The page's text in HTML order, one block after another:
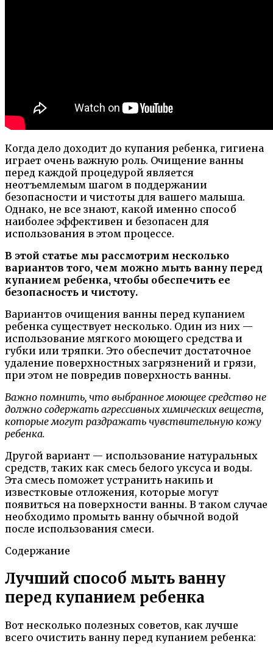
Когда дело доходит до купания ребенка, гигиена
играет очень важную роль. Очищение ванны
перед каждой процедурой является
неотъемлемым шагом в поддержании
безопасности и чистоты для вашего малыша.
Однако, не все знают, какой именно способ
наиболее эффективен и безопасен для
использования в этом процессе.
В этой статье мы рассмотрим несколько
вариантов того, чем можно мыть ванну перед
купанием ребенка, чтобы обеспечить ее
безопасность и чистоту.
Вариантов очищения ванны перед купанием
ребенка существует несколько. Один из них —
использование мягкого моющего средства и
губки или тряпки. Это обеспечит достаточное
удаление поверхностных загрязнений и грязи,
при этом не повредив поверхность ванны.
Важно помнить, что выбранное моющее средство не
должно содержать агрессивных химических веществ,
которые могут раздражать чувствительную кожу
ребенка.
Другой вариант — использование натуральных
средств, таких как смесь белого уксуса и воды.
Эта смесь поможет устранить накипь и
известковые отложения, которые могут
появиться на поверхности ванны. В таком случае
необходимо промыть ванну обычной водой
после использования смеси.
Содержание
Лучший способ мыть ванну
перед купанием ребенка
Вот несколько полезных советов, как лучше
всего очистить ванну перед купанием ребенка: